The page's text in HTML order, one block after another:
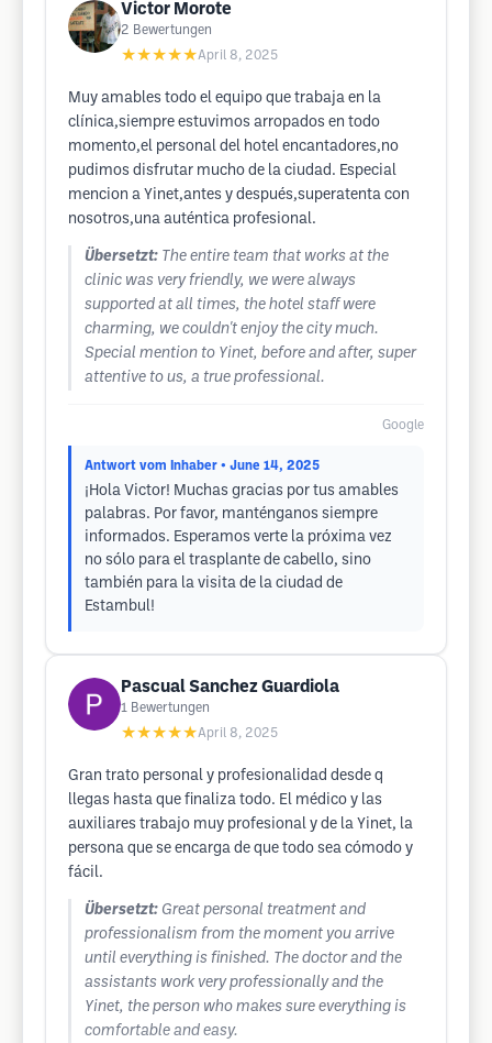
Victor Morote
2 Bewertungen
★★★★★April 8, 2025
Muy amables todo el equipo que trabaja en la
clínica,siempre estuvimos arropados en todo
momento,el personal del hotel encantadores,no
pudimos disfrutar mucho de la ciudad. Especial
mencion a Yinet,antes y después,superatenta con
nosotros,una auténtica profesional.
Übersetzt: The entire team that works at the
clinic was very friendly, we were always
supported at all times, the hotel staff were
charming, we couldn't enjoy the city much.
Special mention to Yinet, before and after, super
attentive to us, a true professional.
Google
Antwort vom Inhaber • June 14, 2025
¡Hola Victor! Muchas gracias por tus amables
palabras. Por favor, manténganos siempre
informados. Esperamos verte la próxima vez
no sólo para el trasplante de cabello, sino
también para la visita de la ciudad de
Estambul!
Pascual Sanchez Guardiola
1 Bewertungen
★★★★★April 8, 2025
Gran trato personal y profesionalidad desde q
llegas hasta que finaliza todo. El médico y las
auxiliares trabajo muy profesional y de la Yinet, la
persona que se encarga de que todo sea cómodo y
fácil.
Übersetzt: Great personal treatment and
professionalism from the moment you arrive
until everything is finished. The doctor and the
assistants work very professionally and the
Yinet, the person who makes sure everything is
comfortable and easy.